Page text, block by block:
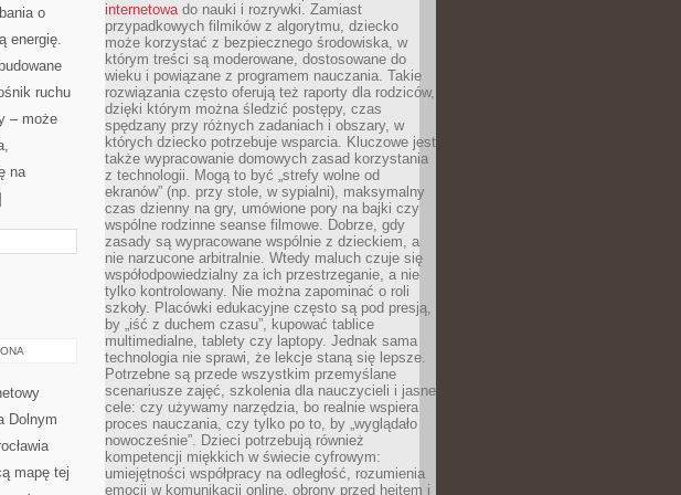
o
energię.
ruchu
– może
na
Dolnym
mapę tej
internetowado nauki i rozrywki. Zamiast
przypadkowych filmików z algorytmu, dziecko
może korzystać z bezpiecznego środowiska, w
którym treści są moderowane, dostosowane do
wieku i powiązane z programem nauczania. Takie
rozwiązania często oferują też raporty dla rodziców,
dzięki którym można śledzić postępy, czas
spędzany przy różnych zadaniach i obszary, w
których dziecko potrzebuje wsparcia. Kluczowe jest
także wypracowanie domowych zasad korzystania
z technologii. Mogą to być „strefy wolne od
ekranów” (np. przy stole, w sypialni), maksymalny
czas dzienny na gry, umówione pory na bajki czy
wspólne rodzinne seanse filmowe. Dobrze, gdy
zasady są wypracowane wspólnie z dzieckiem, a
nie narzucone arbitralnie. Wtedy maluch czuje się
współodpowiedzialny za ich przestrzeganie, a nie
tylko kontrolowany. Nie można zapominać o roli
szkoły. Placówki edukacyjne często są pod presją,
by „iść z duchem czasu”, kupować tablice
multimedialne, tablety czy laptopy. Jednak sama
technologia nie sprawi, że lekcje staną się lepsze.
Potrzebne są przede wszystkim przemyślane
scenariusze zajęć, szkolenia dla nauczycieli i jasne
cele: czy używamy narzędzia, bo realnie wspiera
proces nauczania, czy tylko po to, by „wyglądało
nowocześnie”. Dzieci potrzebują również
kompetencji miękkich w świecie cyfrowym:
umiejętności współpracy na odległość, rozumienia
emocji w komunikacji online, obrony przed hejtem i